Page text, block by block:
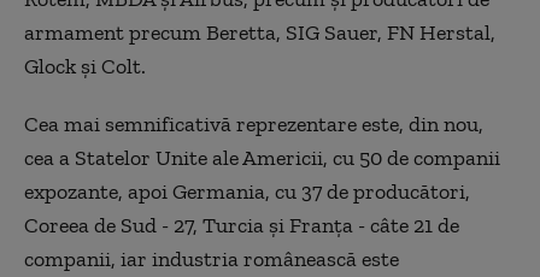
armament precum Beretta, SIG Sauer, FN Herstal,
Glock şi Colt.
Cea mai semnificativă reprezentare este, din nou,
cea a Statelor Unite ale Americii, cu 50 de companii
expozante, apoi Germania, cu 37 de producători,
Coreea de Sud - 27, Turcia şi Franţa - câte 21 de
companii, iar industria românească este